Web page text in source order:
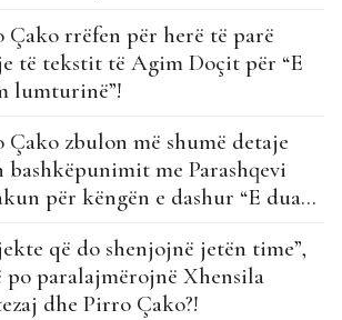
Çako rrëfen për herë të parë
të tekstit të Agim Doçit për “E
lumturinë”!
Çako zbulon më shumë detaje
me Parashqevi
për këngën e dashur “E duam
që do shenjojnë jetën time”,
po paralajmërojnë Xhensila
dhe Pirro Çako?!